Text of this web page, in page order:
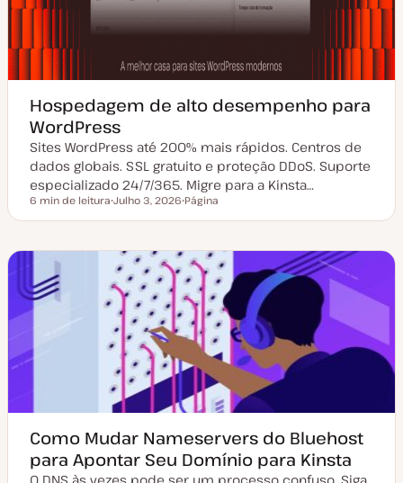
Hospedagem de alto desempenho para
WordPress
Sites WordPress até 200% mais rápidos. Centros de
dados globais. SSL gratuito e proteção DDoS. Suporte
especializado 24/7/365. Migre para a Kinsta…
Tempo de leitura
6 min de leitura
a
a
e
a
t
u
l
i
z
ç
ã
o
Julho 3, 2026
i
o
d
a
r
t
i
o
Página
Como Mudar Nameservers do Bluehost
para Apontar Seu Domínio para Kinsta